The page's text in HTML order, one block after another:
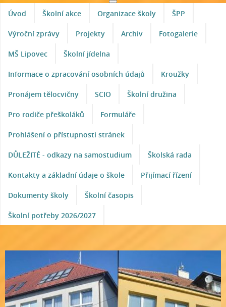
Úvod Školní akce Organizace školy ŠPP
Výroční zprávy Projekty Archiv Fotogalerie
MŠ Lipovec Školní jídelna
Informace o zpracování osobních údajů Kroužky
Pronájem tělocvičny SCIO Školní družina
Pro rodiče přeškoláků Formuláře
Prohlášení o přístupnosti stránek
DŮLEŽITÉ - odkazy na samostudium Školská rada
Kontakty a základní údaje o škole Přijímací řízení
Dokumenty školy Školní časopis
Školní potřeby 2026/2027